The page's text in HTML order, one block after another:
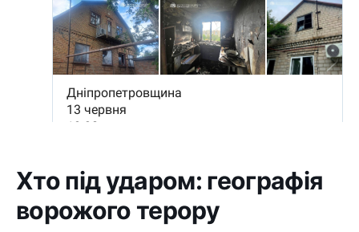
Хто під ударом: географія
ворожого терору